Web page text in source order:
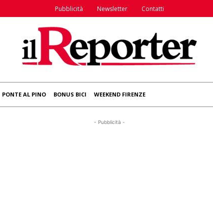
Pubblicità Newsletter Contatti
PONTE AL PINO BONUS BICI WEEKEND FIRENZE
- Pubblicità -